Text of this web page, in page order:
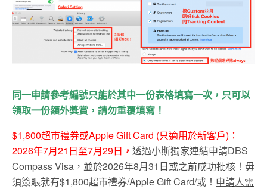
同一申請參考編號只能於其中一份表格填寫一次，只可以
領取一份額外獎賞，請勿重覆填寫！
$1,800超市禮券或Apple Gift Card (只適用於新客戶)：
2026年7月21日至7月29日 ， 透過小斯獨家連結申請DBS
Compass Visa，並於2026年8月31日或之前成功批核！毋
須簽賬就有$1,800超市禮券/Apple Gift Card/或！ 申請人需